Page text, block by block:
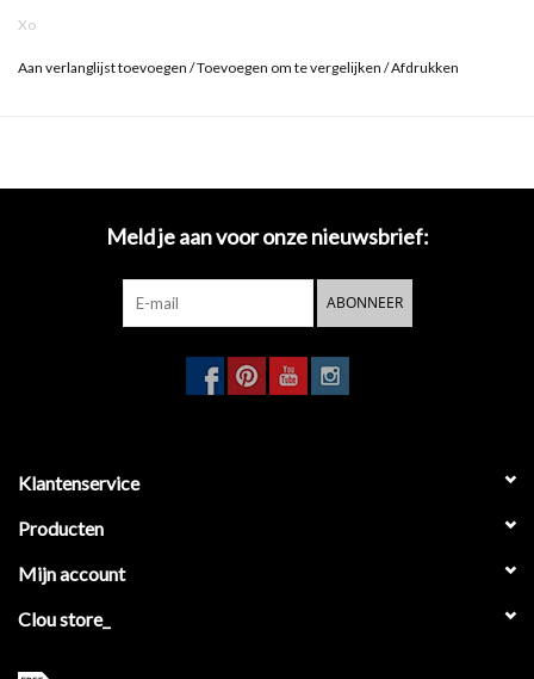
Xo
Aan verlanglijst toevoegen /Toevoegen om te vergelijken /Afdrukken
Meld je aan voor onze nieuwsbrief:
ABONNEER
Klantenservice
Producten
Mijn account
Clou store_